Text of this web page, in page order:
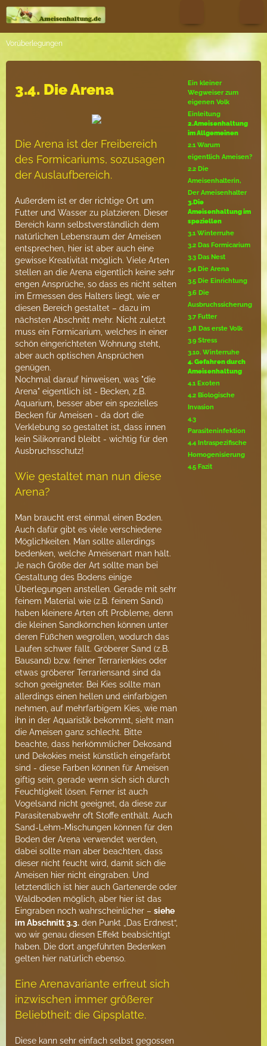
Vorüberlegungen
3.4. Die Arena
Die Arena ist der Freibereich
des Formicariums, sozusagen
der Auslaufbereich.
Außerdem ist er der richtige Ort um
Futter und Wasser zu platzieren. Dieser
Bereich kann selbstverständlich dem
natürlichen Lebensraum der Ameisen
entsprechen, hier ist aber auch eine
gewisse Kreativität möglich. Viele Arten
stellen an die Arena eigentlich keine sehr
engen Ansprüche, so dass es nicht selten
im Ermessen des Halters liegt, wie er
diesen Bereich gestaltet – dazu im
nächsten Abschnitt mehr. Nicht zuletzt
muss ein Formicarium, welches in einer
schön eingerichteten Wohnung steht,
aber auch optischen Ansprüchen
genügen.
Nochmal darauf hinweisen, was "die
Arena" eigentlich ist - Becken, z.B.
Aquarium, besser aber ein spezielles
Becken für Ameisen - da dort die
Verklebung so gestaltet ist, dass innen
kein Silikonrand bleibt - wichtig für den
Ausbruchsschutz!
Wie gestaltet man nun diese
Arena?
Man braucht erst einmal einen Boden.
Auch dafür gibt es viele verschiedene
Möglichkeiten. Man sollte allerdings
bedenken, welche Ameisenart man hält.
Je nach Größe der Art sollte man bei
Gestaltung des Bodens einige
Überlegungen anstellen. Gerade mit sehr
feinem Material wie (z.B. feinem Sand)
haben kleinere Arten oft Probleme, denn
die kleinen Sandkörnchen können unter
deren Füßchen wegrollen, wodurch das
Laufen schwer fällt. Gröberer Sand (z.B.
Bausand) bzw. feiner Terrarienkies oder
etwas gröberer Terrariensand sind da
schon geeigneter. Bei Kies sollte man
allerdings einen hellen und einfarbigen
nehmen, auf mehrfarbigem Kies, wie man
ihn in der Aquaristik bekommt, sieht man
die Ameisen ganz schlecht. Bitte
beachte, dass herkömmlicher Dekosand
und Dekokies meist künstlich eingefärbt
sind - diese Farben können für Ameisen
giftig sein, gerade wenn sich sich durch
Feuchtigkeit lösen. Ferner ist auch
Vogelsand nicht geeignet, da diese zur
Parasitenabwehr oft Stoffe enthält. Auch
Sand-Lehm-Mischungen können für den
Boden der Arena verwendet werden,
dabei sollte man aber beachten, dass
dieser nicht feucht wird, damit sich die
Ameisen hier nicht eingraben. Und
letztendlich ist hier auch Gartenerde oder
Waldboden möglich, aber hier ist das
Eingraben noch wahrscheinlicher – siehe
im Abschnitt 3.3. den Punkt „Das Erdnest“,
wo wir genau diesen Effekt beabsichtigt
haben. Die dort angeführten Bedenken
gelten hier natürlich ebenso.
Eine Arenavariante erfreut sich
inzwischen immer größerer
Beliebtheit: die Gipsplatte.
Diese kann sehr einfach selbst gegossen
Ein kleiner
Wegweiser zum
eigenen Volk
Einleitung
2.Ameisenhaltung
im Allgemeinen
2.1 Warum
eigentlich Ameisen?
2.2 Die
Ameisenhalterin,
Der Ameisenhalter
3.Die
Ameisenhaltung im
speziellen
3.1 Winterruhe
3.2 Das Formicarium
3.3 Das Nest
3.4 Die Arena
3.5 Die Einrichtung
3.6 Die
Ausbruchssicherung
3.7 Futter
3.8 Das erste Volk
3.9 Stress
3.10. Winterruhe
4. Gefahren durch
Ameisenhaltung
4.1 Exoten
4.2 Biologische
Invasion
4.3
Parasiteninfektion
4.4 Intraspezifische
Homogenisierung
4.5 Fazit